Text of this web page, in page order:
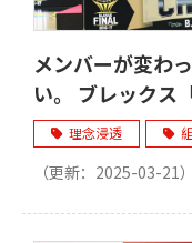
メンバーが変わ
い。 ブレックス
づくりを目指し
理念浸透
（更新： 2025-03-21）